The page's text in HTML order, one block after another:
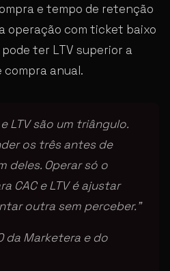
e tempo de retenção
operação com ticket baixo
ter LTV superior a
anual.
LTV são um triângulo.
os três antes de
deles. Operar só o
CAC e LTV é ajustar
outra sem perceber.”
da Marketera e do